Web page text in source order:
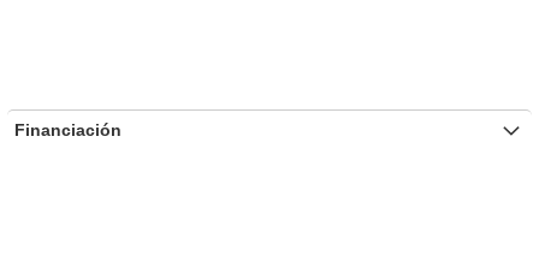
Financiación